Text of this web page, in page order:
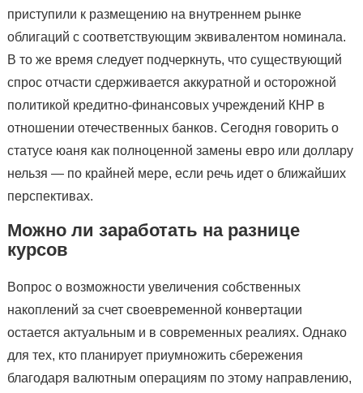
приступили к размещению на внутреннем рынке
облигаций с соответствующим эквивалентом номинала.
В то же время следует подчеркнуть, что существующий
спрос отчасти сдерживается аккуратной и осторожной
политикой кредитно-финансовых учреждений КНР в
отношении отечественных банков. Сегодня говорить о
статусе юаня как полноценной замены евро или доллару
нельзя — по крайней мере, если речь идет о ближайших
перспективах.
Можно ли заработать на разнице
курсов
Вопрос о возможности увеличения собственных
накоплений за счет своевременной конвертации
остается актуальным и в современных реалиях. Однако
для тех, кто планирует приумножить сбережения
благодаря валютным операциям по этому направлению,